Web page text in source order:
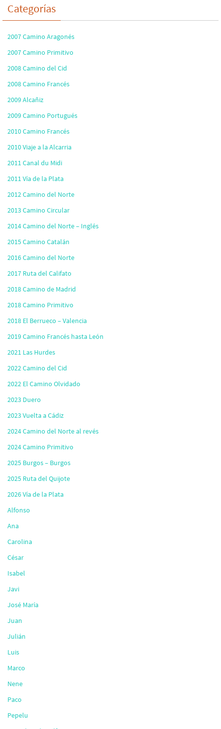
Categorías
2007 Camino Aragonés
2007 Camino Primitivo
2008 Camino del Cid
2008 Camino Francés
2009 Alcañiz
2009 Camino Portugués
2010 Camino Francés
2010 Viaje a la Alcarria
2011 Canal du Midi
2011 Vía de la Plata
2012 Camino del Norte
2013 Camino Circular
2014 Camino del Norte – Inglés
2015 Camino Catalán
2016 Camino del Norte
2017 Ruta del Califato
2018 Camino de Madrid
2018 Camino Primitivo
2018 El Berrueco – Valencia
2019 Camino Francés hasta León
2021 Las Hurdes
2022 Camino del Cid
2022 El Camino Olvidado
2023 Duero
2023 Vuelta a Cádiz
2024 Camino del Norte al revés
2024 Camino Primitivo
2025 Burgos – Burgos
2025 Ruta del Quijote
2026 Vía de la Plata
Alfonso
Ana
Carolina
César
Isabel
Javi
José María
Juan
Julián
Luis
Marco
Nene
Paco
Pepelu